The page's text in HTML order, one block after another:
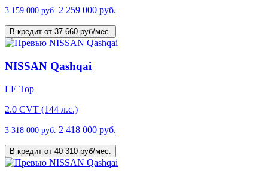
3 159 000 руб. 2 259 000 руб.
В кредит от 37 660 руб/мес.
NISSAN Qashqai
LE Top
2.0 CVT (144 л.с.)
3 318 000 руб. 2 418 000 руб.
В кредит от 40 310 руб/мес.